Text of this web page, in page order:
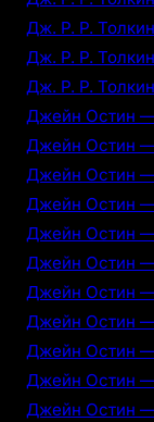
Дж. Р. Р.
Дж. Р. Р.
Дж. Р. Р.
Джейн Остин —
Джейн Остин —
Джейн Остин —
Джейн Остин —
Джейн Остин —
Джейн Остин —
Джейн Остин —
Джейн Остин —
Джейн Остин —
Джейн Остин —
Джейн Остин —